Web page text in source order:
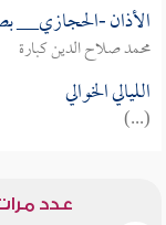
الأذان -الحجازي__
محمد صلاح الدين كبارة
الليالي الخوالي
(...)
عدد